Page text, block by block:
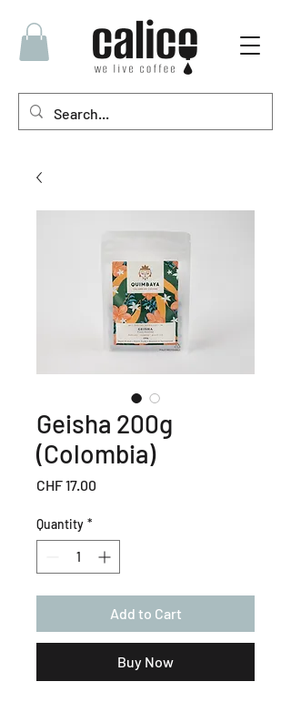
Geisha 200g
(Colombia)
CHF 17.00
Quantity *
Add to Cart
Buy Now